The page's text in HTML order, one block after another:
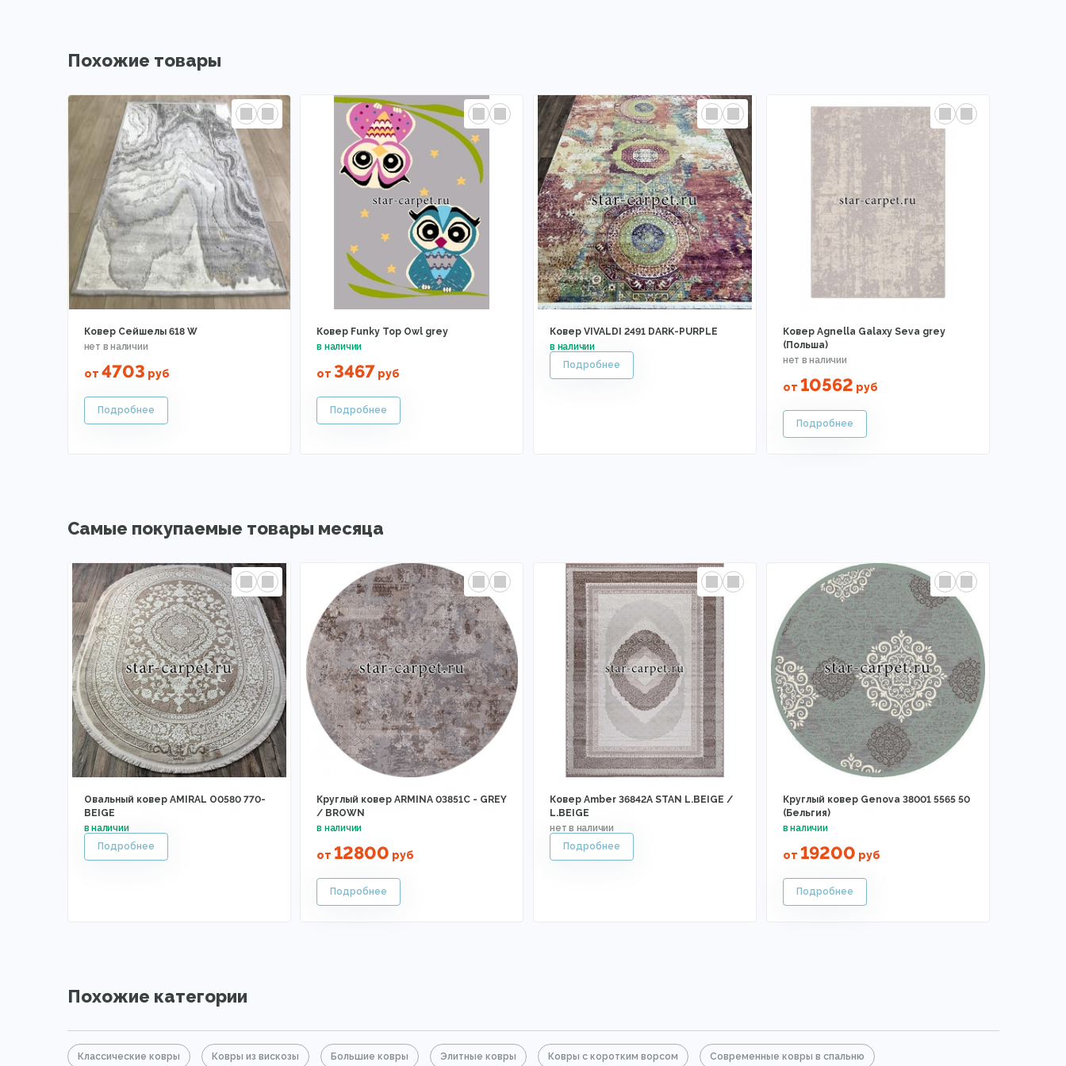
Похожие товары
Ковер Сейшелы 618 W
от 4703 руб
Ковер Funky Top Owl grey
от3467 руб
Ковер VIVALDI 2491 DARK-PURPLE
Ковер Agnella Galaxy Seva grey
(Польша)
от 10562 руб
Самые покупаемые товары месяца
Овальный ковер AMIRAL O0580 770-
BEIGE
Круглый ковер ARMINA 03851C - GREY
/ BROWN
от 12800 руб
Ковер Amber 36842A STAN L.BEIGE /
L.BEIGE
Круглый ковер Genova 38001 5565 50
(Бельгия)
от 19200 руб
Похожие категории
Классические ковры Ковры из вискозы Большие ковры Элитные ковры Ковры с коротким ворсом Современные ковры в спальню